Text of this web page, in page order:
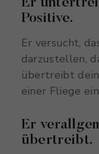
Positive.
Er versucht,
darzustellen,
übertreibt
einer Fliege
Er
übertreibt.